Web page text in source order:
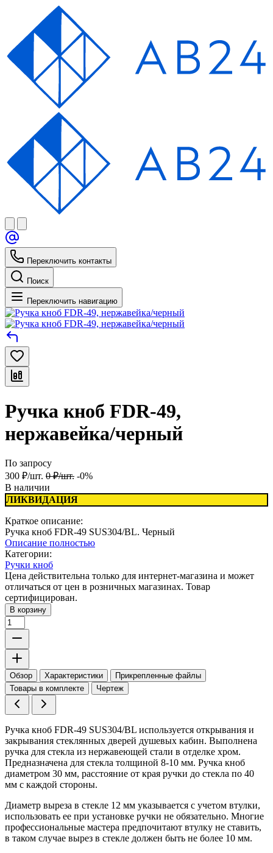
Переключить контакты
Поиск
Переключить навигацию
Ручка кноб FDR-49,
нержавейка/черный
По запросу
300 ₽/шт. 0 ₽/шт. -0%
В наличии
ЛИКВИДАЦИЯ
Краткое описание:
Ручка кноб FDR-49 SUS304/BL. Черный
Описание полностью
Категории:
Ручки кноб
Цена действительна только для интернет-магазина и может
отличаться от цен в розничных магазинах. Товар
сертифицирован.
В корзину
Обзор Характеристики
Прикрепленные файлы
Товары в комплекте
Чертеж
Ручка кноб FDR-49 SUS304/BL используется открывания и
закрывания стеклянных дверей душевых кабин. Выполнена
ручка для стекла из нержавеющей стали в отделке хром.
Предназначена для стекла толщиной 8-10 мм. Ручка кноб
диаметром 30 мм, расстояние от края ручки до стекла по 40
мм с каждой стороны.
Диаметр выреза в стекле 12 мм указывается с учетом втулки,
использовать ее при установке ручки не обязательно. Многие
профессиональные мастера предпочитают втулку не ставить,
в таком случае вырез в стекле должен быть не более 10 мм.